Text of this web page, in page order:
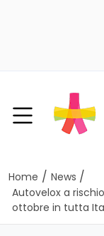
Home / News /
Autovelox a
ottobre in tutta